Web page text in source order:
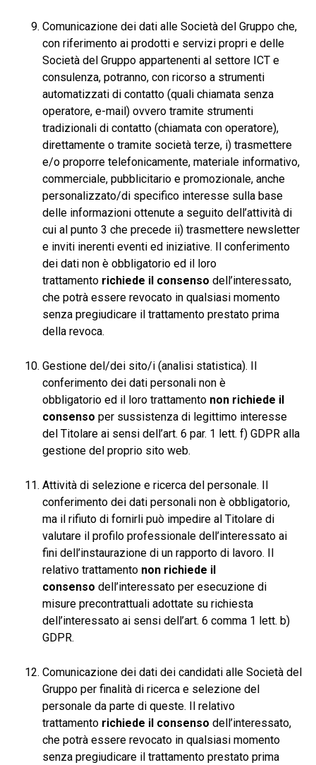
Comunicazione dei dati alle Società del Gruppo che,
con riferimento ai prodotti e servizi propri e delle
Società del Gruppo appartenenti al settore ICT e
consulenza, potranno, con ricorso a strumenti
automatizzati di contatto (quali chiamata senza
operatore, e-mail) ovvero tramite strumenti
tradizionali di contatto (chiamata con operatore),
direttamente o tramite società terze, i) trasmettere
e/o proporre telefonicamente, materiale informativo,
commerciale, pubblicitario e promozionale, anche
personalizzato/di specifico interesse sulla base
delle informazioni ottenute a seguito dell’attività di
cui al punto 3 che precede ii) trasmettere newsletter
e inviti inerenti eventi ed iniziative. Il conferimento
dei dati non è obbligatorio ed il loro
trattamento richiede il consenso dell’interessato,
che potrà essere revocato in qualsiasi momento
senza pregiudicare il trattamento prestato prima
della revoca.
Gestione del/dei sito/i (analisi statistica). Il
conferimento dei dati personali non è
obbligatorio ed il loro trattamento non richiede il
consenso per sussistenza di legittimo interesse
del Titolare ai sensi dell’art. 6 par. 1 lett. f) GDPR alla
gestione del proprio sito web.
Attività di selezione e ricerca del personale. Il
conferimento dei dati personali non è obbligatorio,
ma il rifiuto di fornirli può impedire al Titolare di
valutare il profilo professionale dell’interessato ai
fini dell’instaurazione di un rapporto di lavoro. Il
relativo trattamento non richiede il
consenso dell’interessato per esecuzione di
misure precontrattuali adottate su richiesta
dell’interessato ai sensi dell’art. 6 comma 1 lett. b)
GDPR.
Comunicazione dei dati dei candidati alle Società del
Gruppo per finalità di ricerca e selezione del
personale da parte di queste. Il relativo
trattamento richiede il consenso dell’interessato,
che potrà essere revocato in qualsiasi momento
senza pregiudicare il trattamento prestato prima